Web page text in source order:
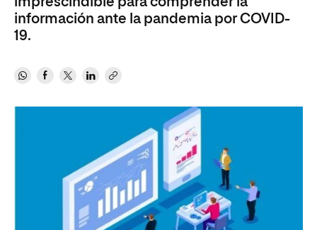
información ante la pandemia por COVID-
19.